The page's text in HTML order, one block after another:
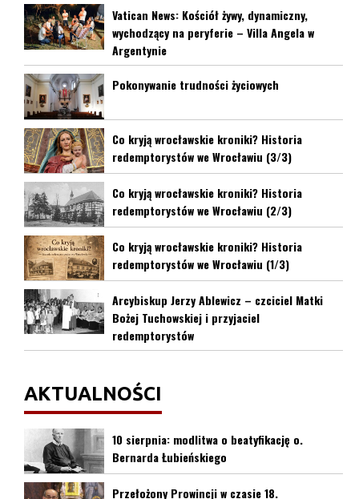
Vatican News: Kościół żywy, dynamiczny,
wychodzący na peryferie – Villa Angela w
Argentynie
Pokonywanie trudności życiowych
Co kryją wrocławskie kroniki? Historia
redemptorystów we Wrocławiu (3/3)
Co kryją wrocławskie kroniki? Historia
redemptorystów we Wrocławiu (2/3)
Co kryją wrocławskie kroniki? Historia
redemptorystów we Wrocławiu (1/3)
Arcybiskup Jerzy Ablewicz – czciciel Matki
Bożej Tuchowskiej i przyjaciel
redemptorystów
AKTUALNOŚCI
10 sierpnia: modlitwa o beatyfikację o.
Bernarda Łubieńskiego
Przełożony Prowincji w czasie 18.